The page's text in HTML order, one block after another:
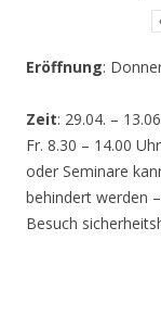
Eröffnung:
Zeit: 29.04. –
Fr. 8.30 – 14.00
oder Seminare
behindert werden
Besuch